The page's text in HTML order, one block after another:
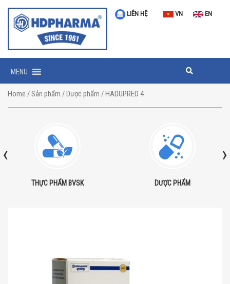
LIÊN HỆ VN EN
MENU
Home /Sản phẩm /Dược phẩm / HADUPRED 4
THỰC PHẨM BVSK DƯỢC PHẨM
‹ ›